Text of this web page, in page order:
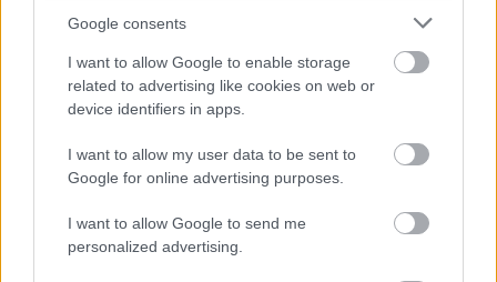
Google consents
I want to allow Google to enable storage
related to advertising like cookies on web or
device identifiers in apps.
I want to allow my user data to be sent to
Google for online advertising purposes.
I want to allow Google to send me
personalized advertising.